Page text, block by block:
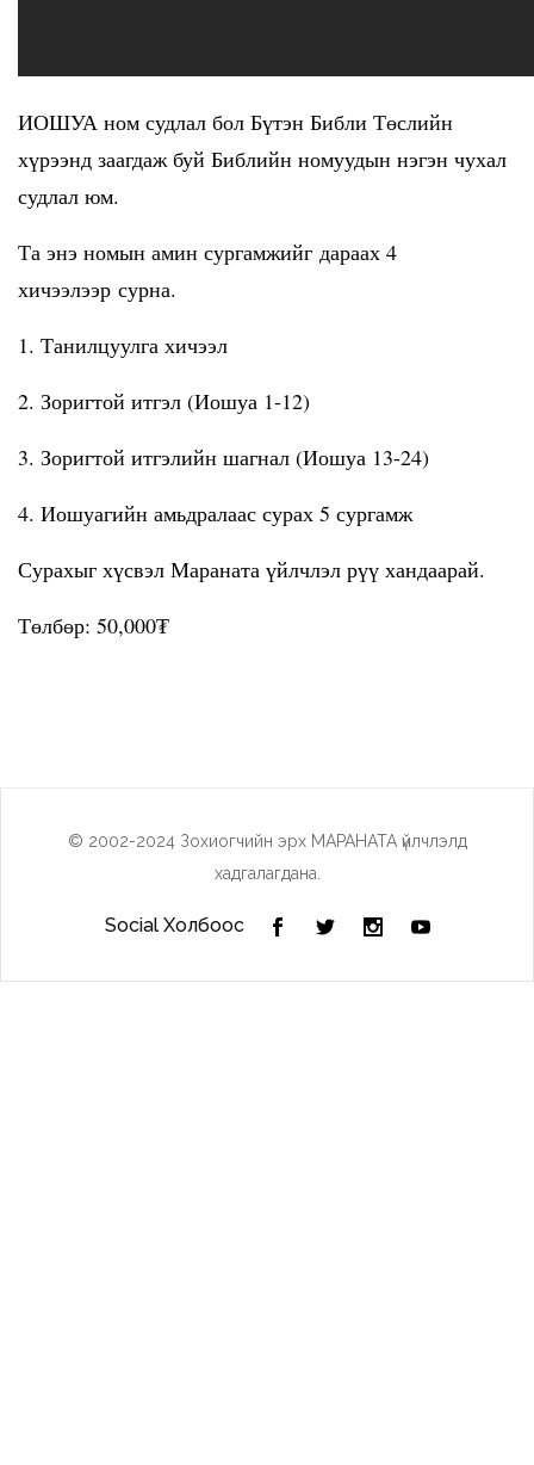
ИОШУА ном судлал бол Бүтэн Библи Төслийн
хүрээнд заагдаж буй Библийн номуудын нэгэн чухал
судлал юм.
Та энэ номын амин сургамжийг дараах 4
хичээлээр сурна.
1. Танилцуулга хичээл
2. Зоригтой итгэл (Иошуа 1-12)
3. Зоригтой итгэлийн шагнал (Иошуа 13-24)
4. Иошуагийн амьдралаас сурах 5 сургамж
Сурахыг хүсвэл Мараната үйлчлэл рүү хандаарай.
Төлбөр: 50,000₮
© 2002-2024 Зохиогчийн эрх МАРАНАТА үйлчлэлд
хадгалагдана.
Social Холбоос